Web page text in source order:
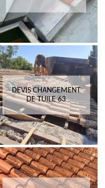
DEVIS CHANGEMENT
DE TUILE 63